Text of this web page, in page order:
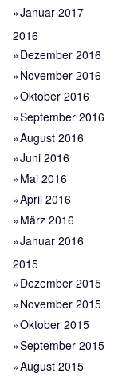
Januar 2017
2016
Dezember 2016
November 2016
Oktober 2016
September 2016
August 2016
Juni 2016
Mai 2016
April 2016
März 2016
Januar 2016
2015
Dezember 2015
November 2015
Oktober 2015
September 2015
August 2015